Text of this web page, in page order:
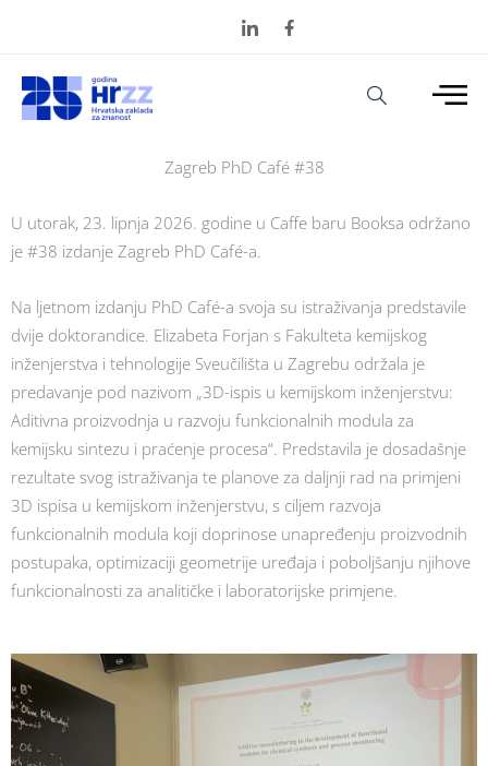
Zagreb PhD Café #38
U utorak, 23. lipnja 2026. godine u Caffe baru Booksa održano
je #38 izdanje Zagreb PhD Café-a.
Na ljetnom izdanju PhD Café-a svoja su istraživanja predstavile
dvije doktorandice. Elizabeta Forjan s Fakulteta kemijskog
inženjerstva i tehnologije Sveučilišta u Zagrebu održala je
predavanje pod nazivom „3D-ispis u kemijskom inženjerstvu:
Aditivna proizvodnja u razvoju funkcionalnih modula za
kemijsku sintezu i praćenje procesa“. Predstavila je dosadašnje
rezultate svog istraživanja te planove za daljnji rad na primjeni
3D ispisa u kemijskom inženjerstvu, s ciljem razvoja
funkcionalnih modula koji doprinose unapređenju proizvodnih
postupaka, optimizaciji geometrije uređaja i poboljšanju njihove
funkcionalnosti za analitičke i laboratorijske primjene.